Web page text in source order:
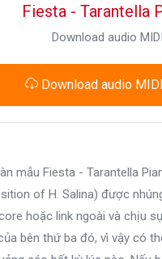
Fiesta - Tarantella
Download audio MIDI
Download audio
mẫu Fiesta - Tarantella
of H. Salina) được
hoặc link ngoài và chịu
bên thứ ba đó, vì vậy có